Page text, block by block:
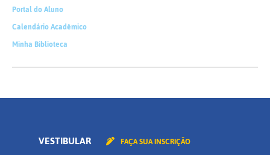
Portal do Aluno
Calendário Acadêmico
Minha Biblioteca
VESTIBULAR FAÇA SUA INSCRIÇÃO